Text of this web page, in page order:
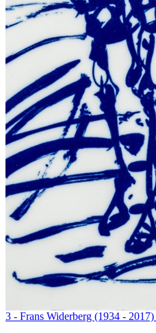
3 - Frans Widerberg (1934 - 2017)